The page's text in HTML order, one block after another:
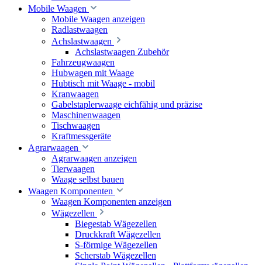
Mobile Waagen
Mobile Waagen anzeigen
Radlastwaagen
Achslastwaagen
Achslastwaagen Zubehör
Fahrzeugwaagen
Hubwagen mit Waage
Hubtisch mit Waage - mobil
Kranwaagen
Gabelstaplerwaage eichfähig und präzise
Maschinenwaagen
Tischwaagen
Kraftmessgeräte
Agrarwaagen
Agrarwaagen anzeigen
Tierwaagen
Waage selbst bauen
Waagen Komponenten
Waagen Komponenten anzeigen
Wägezellen
Biegestab Wägezellen
Druckkraft Wägezellen
S-förmige Wägezellen
Scherstab Wägezellen